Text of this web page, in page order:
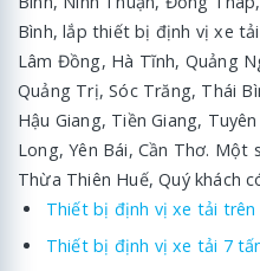
Bình, lắp thiết bị định vị xe
Lâm Đồng, Hà Tĩnh, Quảng
Quảng Trị, Sóc Trăng, Thái
Hậu Giang, Tiền Giang,
Long, Yên Bái, Cần Thơ.
Thừa Thiên Huế, Quý khách
Thiết bị định vị xe tải trên
Thiết bị định vị xe tải 7